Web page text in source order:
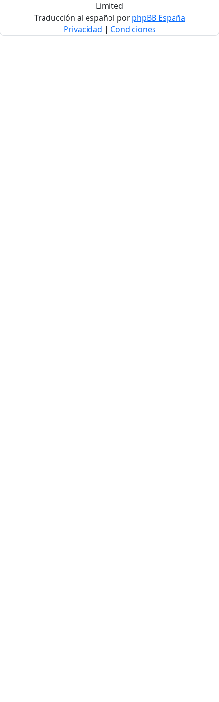
Limited
Traducción al español por phpBB España
Privacidad | Condiciones